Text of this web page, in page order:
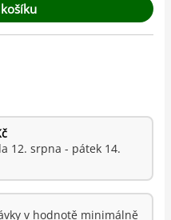
12. srpna - pátek 14.
v hodnotě minimálně